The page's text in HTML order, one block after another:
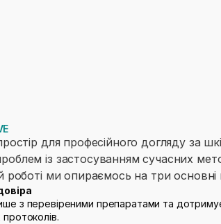
для професійного догляду за
із застосуванням сучасних
роботі ми опираємось на три
з перевіреними препаратами та